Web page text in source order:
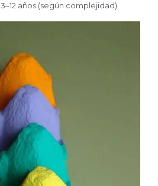
3–12 años (según complejidad).